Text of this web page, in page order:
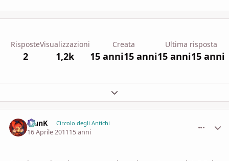
Risposte
2
Visualizzazioni
1,2k
Creata
15 anni15 anni
Ultima risposta
15 anni15 anni
Espandi panoramica del topic
KlunK Circolo degli Antichi
16 Aprile 201115 anni